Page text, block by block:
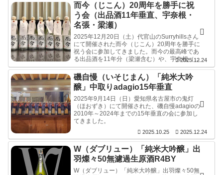
而今（じこん）20周年を勝手に祝
う会（出品酒11年垂直、宇奈根・
名張・梁瀬）
2025年12月20日（土）代官山のSurryhillsさん
にて開催された而今（じこん）20周年を勝手に
祝う会に参加してきました。而今の最高峰であ
る出品酒を11年分（梁瀬含む）や、宇奈根（う
なね）、名張（なばり）、吉川（よかわ）、特
上雄町、特等雄町など、高級酒ばかり18本の感
想。料理も素晴らしかったです。
2025.12.24
磯自慢（いそじまん）「純米大吟
醸」中取りadagio15年垂直
2025年9月14日（日）愛知県名古屋市の鬼灯
（ほおずき）にて開催された、磯自慢adagioの
2010年～2024年までの15年垂直の会に参加し
てきました。
2025.10.25 2025.12.24
W（ダブリュー）「純米大吟醸」出
羽燦々50無濾過生原酒R4BY
W（ダブリュー）「純米大吟醸」出羽燦々50無